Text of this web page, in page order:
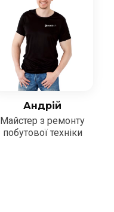
Андрій
Майстер з ремонту
побутової техніки